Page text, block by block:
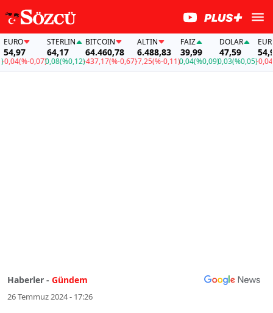
EURO
54,97
-0,04(%-0,07)
STERLIN
64,17
0,08(%0,12)
BITCOIN
64.460,78
-437,17(%-0,67)
ALTIN
6.488,83
-7,25(%-0,11)
FAİZ
39,99
0,04(%0,09)
DOLAR
47,59
0,03(%0,05)-
Haberler - Gündem
26 Temmuz 2024 - 17:26